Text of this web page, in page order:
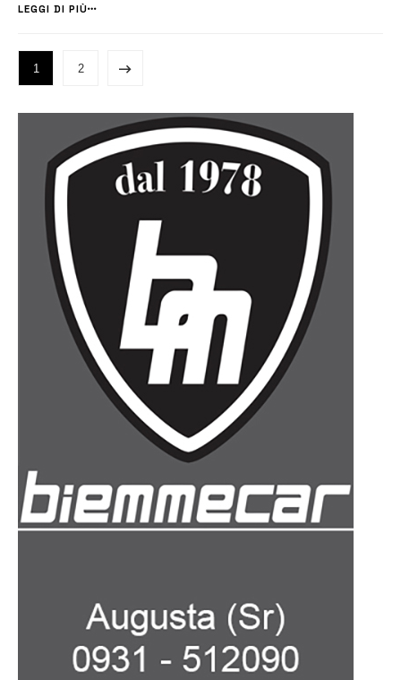
artisti internazionali. Tra questi, uno in particolare ha cat...
LEGGI DI PIÙ
1 2